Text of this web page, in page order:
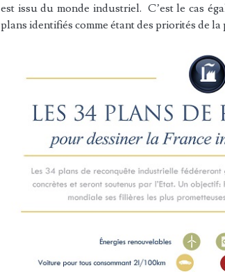
est issu du monde industriel. C’est le cas
plans identifiés comme étant des priorités de